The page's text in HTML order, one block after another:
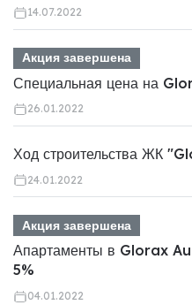
14.07.2022
Акция завершена
Специальная цена на
26.01.2022
Ход строительства ЖК
24.01.2022
Акция завершена
Апартаменты в Glorax
5%
04.01.2022